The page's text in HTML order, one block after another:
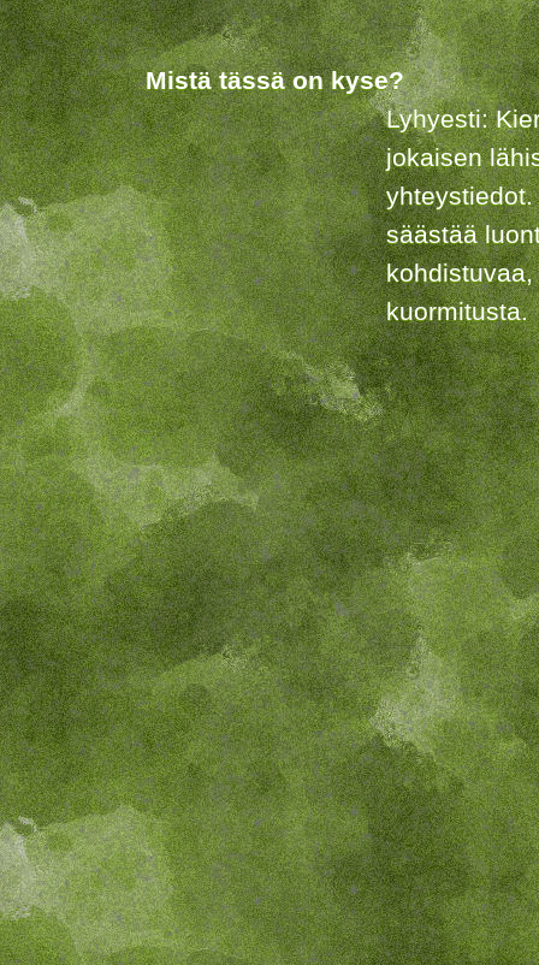
Mistä tässä on kyse?
Lyhyesti:
jokaisen
säästää
kuormitusta.